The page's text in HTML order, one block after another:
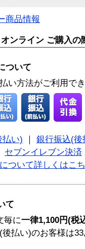
商品情報
ンライン ご購入の
ついて
い方法がご利用で
払い)
銀行振込(後
セブンイレブン決済
ついて詳しくはこ
て
毎に一律1,100円(税
払い)のお客様は